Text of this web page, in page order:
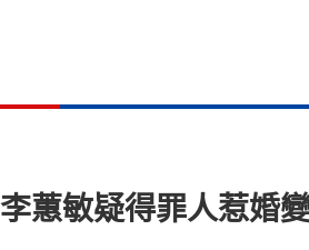
蕙敏疑得罪人惹婚